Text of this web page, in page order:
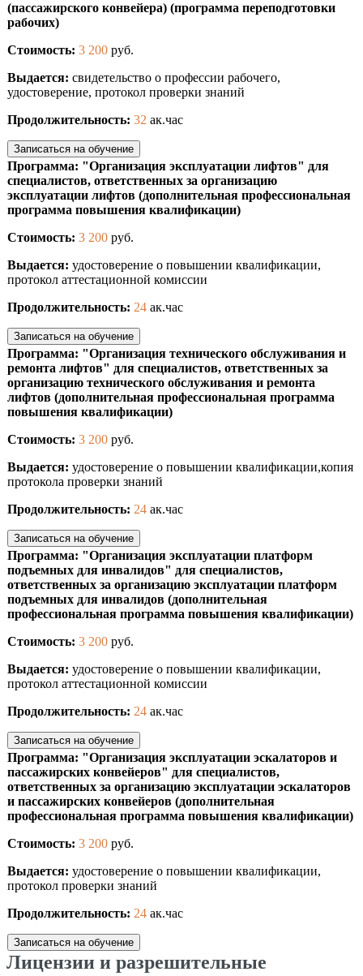
(пассажирского конвейера) (программа переподготовки
рабочих)
Стоимость: 3 200 руб.
Выдается: свидетельство о профессии рабочего,
удостоверение, протокол проверки знаний
Продолжительность: 32 ак.час
Записаться на обучение
Программа: "Организация эксплуатации лифтов" для
специалистов, ответственных за организацию
эксплуатации лифтов (дополнительная профессиональная
программа повышения квалификации)
Стоимость: 3 200 руб.
Выдается: удостоверение о повышении квалификации,
протокол аттестационной комиссии
Продолжительность: 24 ак.час
Записаться на обучение
Программа: "Организация технического обслуживания и
ремонта лифтов" для специалистов, ответственных за
организацию технического обслуживания и ремонта
лифтов (дополнительная профессиональная программа
повышения квалификации)
Стоимость: 3 200 руб.
Выдается: удостоверение о повышении квалификации,копия
протокола проверки знаний
Продолжительность: 24 ак.час
Записаться на обучение
Программа: "Организация эксплуатации платформ
подъемных для инвалидов" для специалистов,
ответственных за организацию эксплуатации платформ
подъемных для инвалидов (дополнительная
профессиональная программа повышения квалификации)
Стоимость: 3 200 руб.
Выдается: удостоверение о повышении квалификации,
протокол аттестационной комиссии
Продолжительность: 24 ак.час
Записаться на обучение
Программа: "Организация эксплуатации эскалаторов и
пассажирских конвейеров" для специалистов,
ответственных за организацию эксплуатации эскалаторов
и пассажирских конвейеров (дополнительная
профессиональная программа повышения квалификации)
Стоимость: 3 200 руб.
Выдается: удостоверение о повышении квалификации,
протокол проверки знаний
Продолжительность: 24 ак.час
Записаться на обучение
Лицензии и разрешительные